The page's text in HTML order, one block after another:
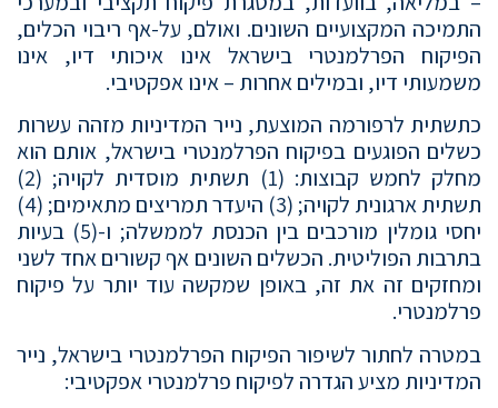
התמיכה המקצועיים השונים. ואולם, על-אף ריבוי הכלים,
הפיקוח הפרלמנטרי בישראל אינו איכותי דיו, אינו
משמעותי דיו, ובמילים אחרות – אינו אפקטיבי.
כתשתית לרפורמה המוצעת, נייר המדיניות מזהה עשרות
כשלים הפוגעים בפיקוח הפרלמנטרי בישראל, אותם הוא
מחלק לחמש קבוצות: (1) תשתית מוסדית לקויה; (2)
תשתית ארגונית לקויה; (3) היעדר תמריצים מתאימים; (4)
יחסי גומלין מורכבים בין הכנסת לממשלה; ו-(5) בעיות
בתרבות הפוליטית. הכשלים השונים אף קשורים אחד לשני
ומחזקים זה את זה, באופן שמקשה עוד יותר על פיקוח
פרלמנטרי.
במטרה לחתור לשיפור הפיקוח הפרלמנטרי בישראל, נייר
המדיניות מציע הגדרה לפיקוח פרלמנטרי אפקטיבי: